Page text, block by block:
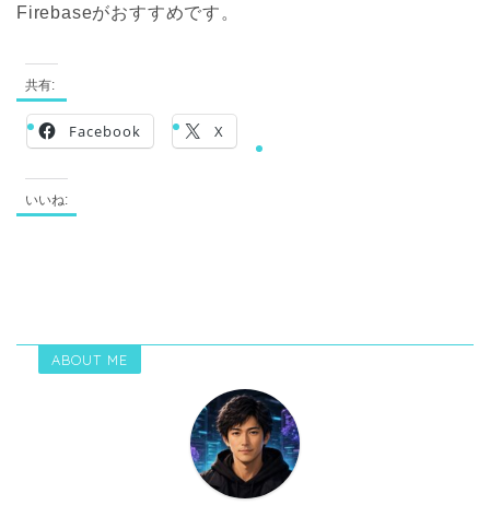
Firebaseがおすすめです。
共有:
Facebook X
いいね:
ABOUT ME